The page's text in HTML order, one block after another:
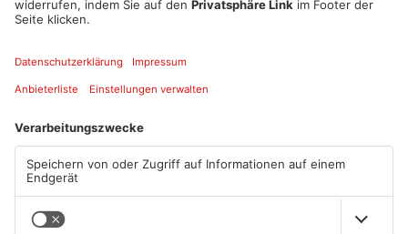
ANZEIGE
Mehr aus Main-
Kinzig-Kreis